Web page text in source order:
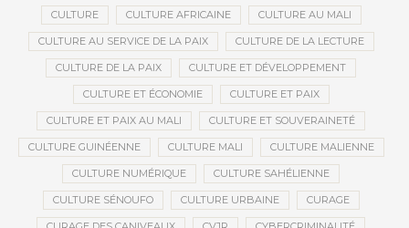
CULTURE CULTURE AFRICAINE CULTURE AU MALI
CULTURE AU SERVICE DE LA PAIX CULTURE DE LA LECTURE
CULTURE DE LA PAIX CULTURE ET DÉVELOPPEMENT
CULTURE ET ÉCONOMIE CULTURE ET PAIX
CULTURE ET PAIX AU MALI CULTURE ET SOUVERAINETÉ
CULTURE GUINÉENNE CULTURE MALI CULTURE MALIENNE
CULTURE NUMÉRIQUE CULTURE SAHÉLIENNE
CULTURE SÉNOUFO CULTURE URBAINE CURAGE